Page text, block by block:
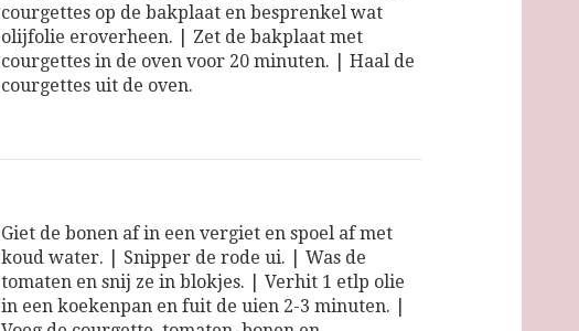
courgettes op de bakplaat en besprenkel wat
olijfolie eroverheen. | Zet de bakplaat met
courgettes in de oven voor 20 minuten. | Haal de
courgettes uit de oven.
Giet de bonen af in een vergiet en spoel af met
koud water. | Snipper de rode ui. | Was de
tomaten en snij ze in blokjes. | Verhit 1 etlp olie
in een koekenpan en fuit de uien 2-3 minuten. |